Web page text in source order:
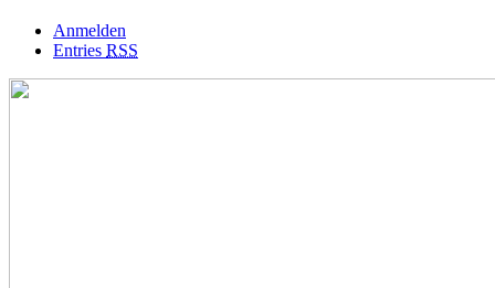
Anmelden
Entries RSS